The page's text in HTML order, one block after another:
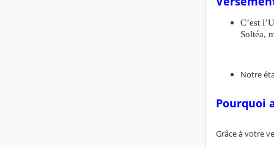
C’est
Soltéa,
Notre
Pourquoi
Grâce à votre